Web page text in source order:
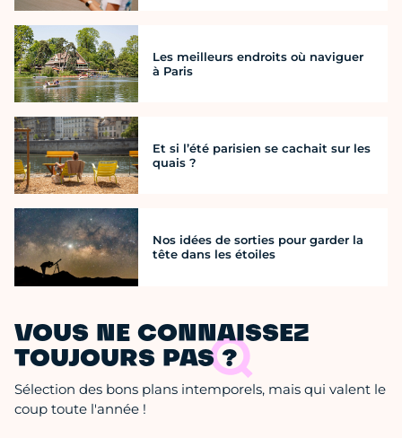
Les meilleurs endroits où naviguer
à Paris
Et si l’été parisien se cachait sur les
quais ?
Nos idées de sorties pour garder la
tête dans les étoiles
VOUS NE CONNAISSEZ
TOUJOURS PAS ?
Sélection des bons plans intemporels, mais qui valent le
coup toute l'année !